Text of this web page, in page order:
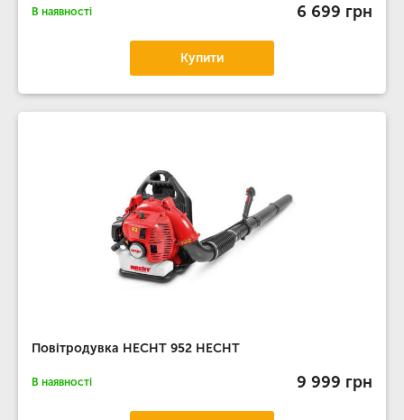
В наявності 6 699 грн
Купити
Повітродувка HECHT 952 HECHT
В наявності 9 999 грн